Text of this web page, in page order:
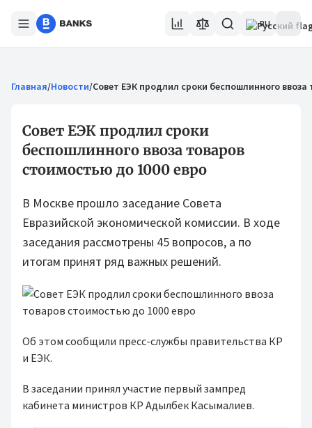
RU
Главная/Новости/Совет ЕЭК продлил сроки беспошлинного
Совет ЕЭК продлил сроки
беспошлинного ввоза товаров
стоимостью до 1000 евро
В Москве прошло заседание Совета
Евразийской экономической комиссии. В ходе
заседания рассмотрены 45 вопросов, а по
итогам принят ряд важных решений.
Об этом сообщили пресс-службы правительства КР
и ЕЭК.
В заседании принял участие первый зампред
кабинета министров КР Адылбек Касымалиев.